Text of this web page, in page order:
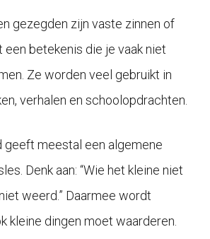
gezegden zijn vaste zinnen of
een betekenis die je vaak niet
Ze worden veel gebruikt in
verhalen en schoolopdrachten.
geeft meestal een algemene
Denk aan: “Wie het kleine niet
weerd.” Daarmee wordt
kleine dingen moet waarderen.